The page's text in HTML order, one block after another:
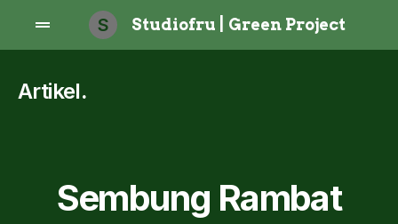
S Studiofru | Green Project
Artikel.
Sembung Rambat